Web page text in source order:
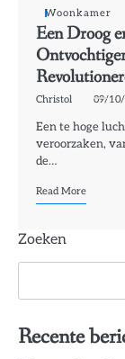
Woonkamer
Een Droog
Christol 09/
Een te hoge
veroorzaken,
de…
Read More
Zoeken
Recente